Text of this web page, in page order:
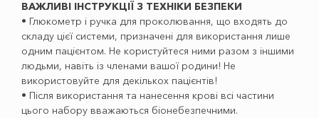
ВАЖЛИВІ ІНСТРУКЦІЇ З ТЕХНІКИ БЕЗПЕКИ
• Глюкометр і ручка для проколювання, що входять до
складу цієї системи, призначені для використання лише
одним пацієнтом. Не користуйтеся ними разом з іншими
людьми, навіть із членами вашої родини! Не
використовуйте для декількох пацієнтів!
• Після використання та нанесення крові всі частини
цього набору вважаються біонебезпечними.